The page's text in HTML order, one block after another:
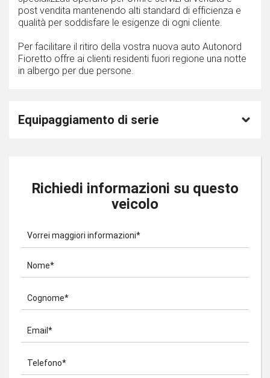
post vendita mantenendo alti standard di efficienza e
qualità per soddisfare le esigenze di ogni cliente.
Per facilitare il ritiro della vostra nuova auto Autonord
Fioretto offre ai clienti residenti fuori regione una notte
in albergo per due persone.
Equipaggiamento di serie
Richiedi informazioni su questo
veicolo
Vorrei maggiori informazioni*
Nome*
Cognome*
Email*
Telefono*